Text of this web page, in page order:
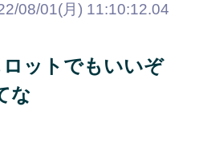
08/01(月) 11:10:12.04
ットでもいいぞ
な